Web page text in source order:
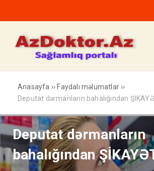
Anasayfa ›› Faydalı məlumatlar ››
Deputat dərmanların bahalığından
Deputat dərmanların
bahalığından